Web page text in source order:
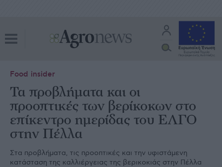
Food insider
Τα προβλήματα και οι
προοπτικές των βερίκοκων στο
επίκεντρο ημερίδας του ΕΛΓΟ
στην Πέλλα
Στα προβλήματα, τις προοπτικές και την υφιστάμενη
κατάσταση της καλλιέργειας της βερικοκιάς στην Πέλλα